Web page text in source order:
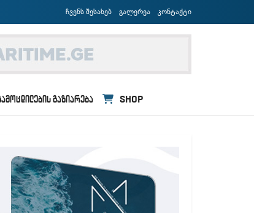
ჩვენს შესახებ გალერეა კონტაქტი
ᲒᲐᲖᲘᲐᲠᲔᲑᲐ SHOP